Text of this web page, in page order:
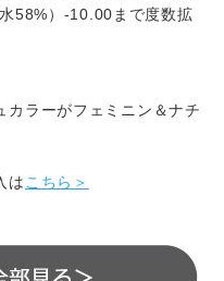
58%）-10.00まで度数拡
カラーがフェミニン＆ナチ
は こちら＞